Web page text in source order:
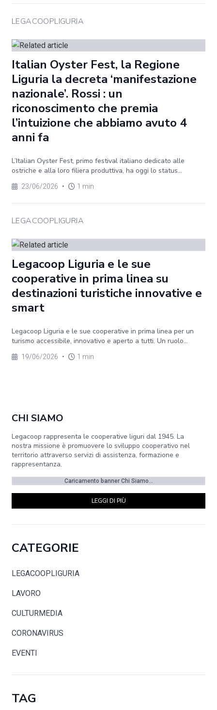
LEGACOOPLIGURIA
Italian Oyster Fest, la Regione
Liguria la decreta ‘manifestazione
nazionale’. Rossi : un
riconoscimento che premia
l’intuizione che abbiamo avuto 4
anni fa
L’Italian Oyster Fest, primo festival italiano dedicato alle
ostriche e alla loro filiera produttiva, ha oggi lo status...
23/06/2026 • 1 min
LEGACOOPLIGURIA
Legacoop Liguria e le sue
cooperative in prima linea su
destinazioni turistiche innovative e
smart
Legacoop Liguria e le sue cooperative in prima linea per un
turismo accessibile, innovativo e aperto a tutti. Un ruolo...
19/06/2026 • 1 min
CHI SIAMO
Legacoop rappresenta le cooperative liguri dal 1945. La
nostra missione è promuovere lo sviluppo cooperativo nel
territorio attraverso servizi di assistenza, formazione e
rappresentanza.
Caricamento banner Chi Siamo...
LEGGI DI PIÙ
CATEGORIE
LEGACOOPLIGURIA
LAVORO
CULTURMEDIA
CORONAVIRUS
EVENTI
TAG